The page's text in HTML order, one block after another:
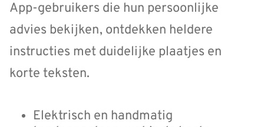
App-gebruikers die hun persoonlijke
advies bekijken, ontdekken heldere
instructies met duidelijke plaatjes en
korte teksten.
Elektrisch en handmatig